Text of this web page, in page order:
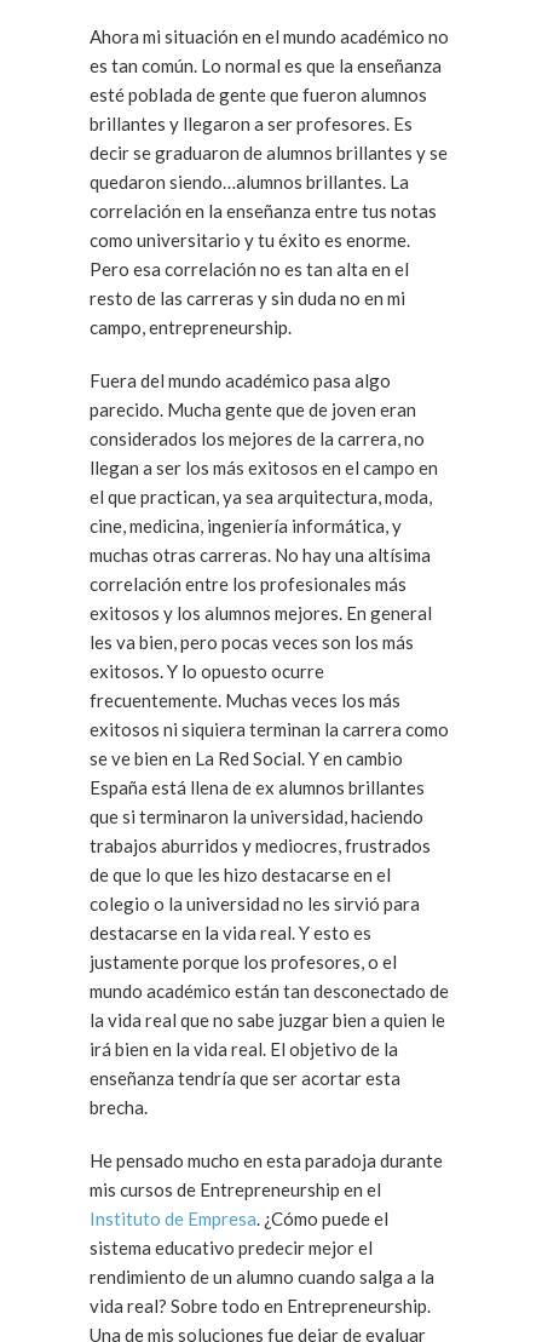
Ahora mi situación en el mundo académico no
es tan común. Lo normal es que la enseñanza
esté poblada de gente que fueron alumnos
brillantes y llegaron a ser profesores. Es
decir se graduaron de alumnos brillantes y se
quedaron siendo…alumnos brillantes. La
correlación en la enseñanza entre tus notas
como universitario y tu éxito es enorme.
Pero esa correlación no es tan alta en el
resto de las carreras y sin duda no en mi
campo, entrepreneurship.
Fuera del mundo académico pasa algo
parecido. Mucha gente que de joven eran
considerados los mejores de la carrera, no
llegan a ser los más exitosos en el campo en
el que practican, ya sea arquitectura, moda,
cine, medicina, ingeniería informática, y
muchas otras carreras. No hay una altísima
correlación entre los profesionales más
exitosos y los alumnos mejores. En general
les va bien, pero pocas veces son los más
exitosos. Y lo opuesto ocurre
frecuentemente. Muchas veces los más
exitosos ni siquiera terminan la carrera como
se ve bien en La Red Social. Y en cambio
España está llena de ex alumnos brillantes
que si terminaron la universidad, haciendo
trabajos aburridos y mediocres, frustrados
de que lo que les hizo destacarse en el
colegio o la universidad no les sirvió para
destacarse en la vida real. Y esto es
justamente porque los profesores, o el
mundo académico están tan desconectado de
la vida real que no sabe juzgar bien a quien le
irá bien en la vida real. El objetivo de la
enseñanza tendría que ser acortar esta
brecha.
He pensado mucho en esta paradoja durante
mis cursos de Entrepreneurship en el
Instituto de Empresa. ¿Cómo puede el
sistema educativo predecir mejor el
rendimiento de un alumno cuando salga a la
vida real? Sobre todo en Entrepreneurship.
Una de mis soluciones fue dejar de evaluar